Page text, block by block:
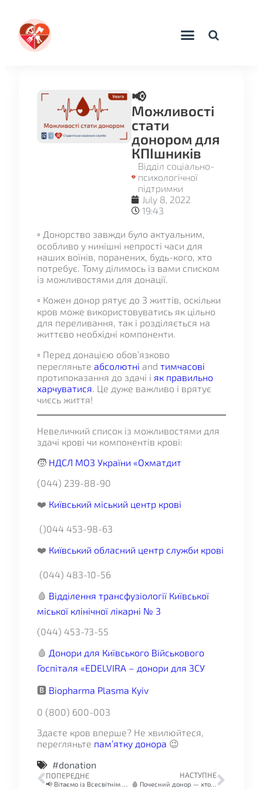
📢
Можливості
стати
донором для
КПІшників
Відділ соціально-
психологічної
підтримки
July 8, 2022
19:43
▫️ Донорство завжди було актуальним,
особливо у нинішні непрості часи для
наших воїнів, поранених, будь-кого, хто
потребує. Тому ділимось із вами списком
із можливостями для донації.
▫️ Кожен донор рятує до 3 життів, оскільки
кров може використовуватись як цільно
для переливання, так і розділяється на
життєво необхідні компоненти.
▫️ Перед донацією обов’язково
перегляньте абсолютні and тимчасові
протипоказання до здачі і як правильно
харчуватися. Це дуже важливо і врятує
чиєсь життя!
Невеличкий список із можливостями для
здачі крові чи компонентів крові:
🧒 НДСЛ МОЗ України «Охматдит
(044) 239-88-90
❤️ Київський міський центр крові
()044 453-98-63
❤️ Київський обласний центр служби крові
(044) 483-10-56
🩸 Відділення трансфузіології Київської
міської клінічної лікарні № 3
(044) 453-73-55
🩸 Донори для Київського Військового
Госпіталя «EDELVIRA – донори для ЗСУ
🅱️ Biopharma Plasma Kyiv
0 (800) 600-003
Здаєте кров вперше? Не хвилюйтеся,
перегляньте пам’ятку донора 😉
#donation
ПОПЕРЕДНЄ
📢 Вітаємо із Всесвітнім днем донора !
НАСТУПНЕ
🩸 Почесний донор — хто такий та навіщо?